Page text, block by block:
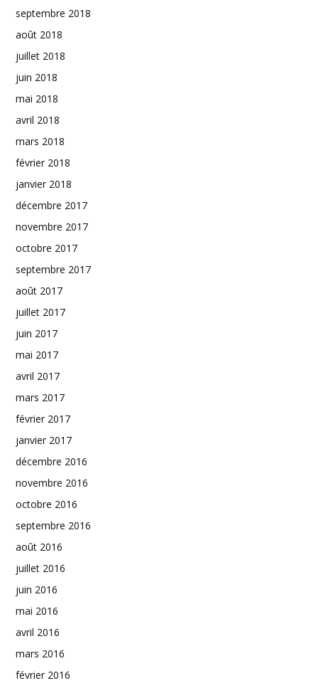
septembre 2018
août 2018
juillet 2018
juin 2018
mai 2018
avril 2018
mars 2018
février 2018
janvier 2018
décembre 2017
novembre 2017
octobre 2017
septembre 2017
août 2017
juillet 2017
juin 2017
mai 2017
avril 2017
mars 2017
février 2017
janvier 2017
décembre 2016
novembre 2016
octobre 2016
septembre 2016
août 2016
juillet 2016
juin 2016
mai 2016
avril 2016
mars 2016
février 2016